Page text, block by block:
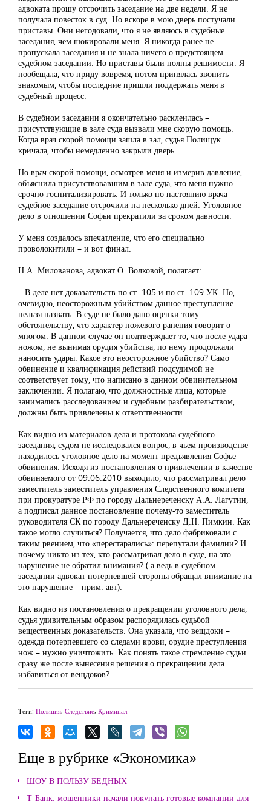
адвоката прошу отсрочить заседание на две недели. Я не
получала повесток в суд. Но вскоре в мою дверь постучали
приставы. Они негодовали, что я не являюсь в судебные
заседания, чем шокировали меня. Я никогда ранее не
пропускала заседания и не знала ничего о предстоящем
судебном заседании. Но приставы были полны решимости. Я
пообещала, что приду вовремя, потом принялась звонить
знакомым, чтобы последние пришли поддержать меня в
судебный процесс.
В судебном заседании я окончательно расклеилась –
присутствующие в зале суда вызвали мне скорую помощь.
Когда врач скорой помощи зашла в зал, судья Полищук
кричала, чтобы немедленно закрыли дверь.
Но врач скорой помощи, осмотрев меня и измерив давление,
объяснила присутствовавшим в зале суда, что меня нужно
срочно госпитализировать. И только по настоянию врача
судебное заседание отсрочили на несколько дней. Уголовное
дело в отношении Софьи прекратили за сроком давности.
У меня создалось впечатление, что его специально
проволокитили – и вот финал.
Н.А. Милованова, адвокат О. Волковой, полагает:
– В деле нет доказательств по ст. 105 и по ст. 109 УК. Но,
очевидно, неосторожным убийством данное преступление
нельзя назвать. В суде не было дано оценки тому
обстоятельству, что характер ножевого ранения говорит о
многом. В данном случае он подтверждает то, что после удара
ножом, не вынимая орудия убийства, по нему продолжали
наносить удары. Какое это неосторожное убийство? Само
обвинение и квалификация действий подсудимой не
соответствует тому, что написано в данном обвинительном
заключении. Я полагаю, что должностные лица, которые
занимались расследованием и судебным разбирательством,
должны быть привлечены к ответственности.
Как видно из материалов дела и протокола судебного
заседания, судом не исследовался вопрос, в чьем производстве
находилось уголовное дело на момент предъявления Софье
обвинения. Исходя из постановления о привлечении в качестве
обвиняемого от 09.06.2010 выходило, что рассматривал дело
заместитель заместитель управления Следственного комитета
при прокуратуре РФ по городу Дальнереченску А.А. Лагутин,
а подписал данное постановление почему-то заместитель
руководителя СК по городу Дальнереченску Д.Н. Пимкин. Как
такое могло случиться? Получается, что дело фабриковали с
таким рвением, что «перестарались»: перепутали фамилии? И
почему никто из тех, кто рассматривал дело в суде, на это
нарушение не обратил внимания? ( а ведь в судебном
заседании адвокат потерпевшей стороны обращал внимание на
это нарушение – прим. авт).
Как видно из постановления о прекращении уголовного дела,
судья удивительным образом распорядилась судьбой
вещественных доказательств. Она указала, что вещдоки –
одежда потерпевшего со следами крови, орудие преступления
нож – нужно уничтожить. Как понять такое стремление судьи
сразу же после вынесения решения о прекращении дела
избавиться от вещдоков?
Теги: Полиция, Следствие, Криминал
Еще в рубрике «Экономика»
ШОУ В ПОЛЬЗУ БЕДНЫХ
Т-Банк: мошенники начали покупать готовые компании для